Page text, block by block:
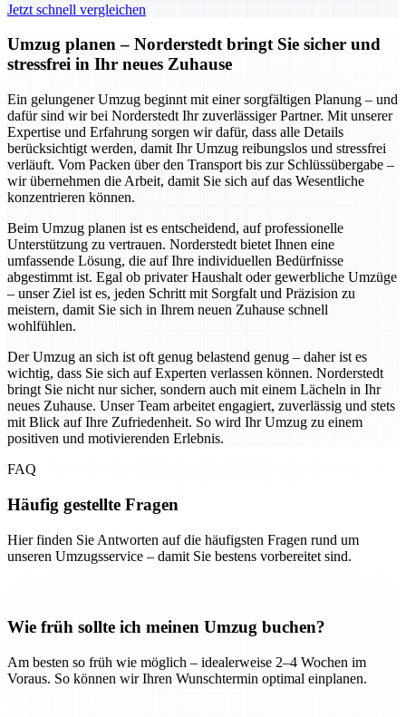
Jetzt schnell vergleichen
Umzug planen – Norderstedt bringt Sie sicher und
stressfrei in Ihr neues Zuhause
Ein gelungener Umzug beginnt mit einer sorgfältigen Planung – und
dafür sind wir bei Norderstedt Ihr zuverlässiger Partner. Mit unserer
Expertise und Erfahrung sorgen wir dafür, dass alle Details
berücksichtigt werden, damit Ihr Umzug reibungslos und stressfrei
verläuft. Vom Packen über den Transport bis zur Schlüssübergabe –
wir übernehmen die Arbeit, damit Sie sich auf das Wesentliche
konzentrieren können.
Beim Umzug planen ist es entscheidend, auf professionelle
Unterstützung zu vertrauen. Norderstedt bietet Ihnen eine
umfassende Lösung, die auf Ihre individuellen Bedürfnisse
abgestimmt ist. Egal ob privater Haushalt oder gewerbliche Umzüge
– unser Ziel ist es, jeden Schritt mit Sorgfalt und Präzision zu
meistern, damit Sie sich in Ihrem neuen Zuhause schnell
wohlfühlen.
Der Umzug an sich ist oft genug belastend genug – daher ist es
wichtig, dass Sie sich auf Experten verlassen können. Norderstedt
bringt Sie nicht nur sicher, sondern auch mit einem Lächeln in Ihr
neues Zuhause. Unser Team arbeitet engagiert, zuverlässig und stets
mit Blick auf Ihre Zufriedenheit. So wird Ihr Umzug zu einem
positiven und motivierenden Erlebnis.
FAQ
Häufig gestellte Fragen
Hier finden Sie Antworten auf die häufigsten Fragen rund um
unseren Umzugsservice – damit Sie bestens vorbereitet sind.
Wie früh sollte ich meinen Umzug buchen?
Am besten so früh wie möglich – idealerweise 2–4 Wochen im
Voraus. So können wir Ihren Wunschtermin optimal einplanen.